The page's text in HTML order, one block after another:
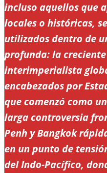
incluso aquellos que
locales o históricas,
utilizados dentro de
profunda: la
interimperialista
encabezados por
que comenzó como
larga controversia
Penh y Bangkok
en un punto de
del Indo-Pacífico,